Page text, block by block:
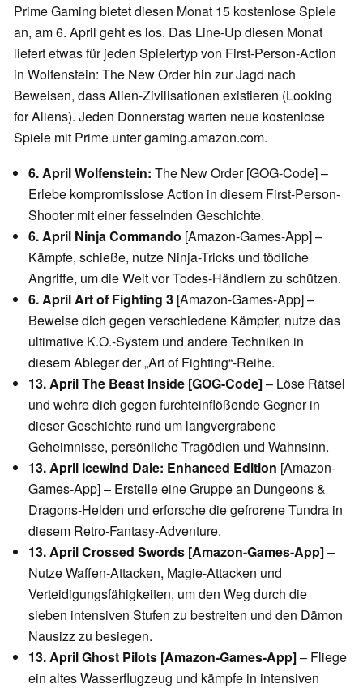
Prime Gaming bietet diesen Monat 15 kostenlose Spiele
an, am 6. April geht es los. Das Line-Up diesen Monat
liefert etwas für jeden Spielertyp von First-Person-Action
in Wolfenstein: The New Order hin zur Jagd nach
Beweisen, dass Alien-Zivilisationen existieren (Looking
for Aliens). Jeden Donnerstag warten neue kostenlose
Spiele mit Prime unter gaming.amazon.com.
6. April Wolfenstein: The New Order [GOG-Code] –
Erlebe kompromisslose Action in diesem First-Person-
Shooter mit einer fesselnden Geschichte.
6. April Ninja Commando [Amazon-Games-App] –
Kämpfe, schieße, nutze Ninja-Tricks und tödliche
Angriffe, um die Welt vor Todes-Händlern zu schützen.
6. April Art of Fighting 3 [Amazon-Games-App] –
Beweise dich gegen verschiedene Kämpfer, nutze das
ultimative K.O.-System und andere Techniken in
diesem Ableger der „Art of Fighting“-Reihe.
13. April The Beast Inside [GOG-Code]– Löse Rätsel
und wehre dich gegen furchteinflößende Gegner in
dieser Geschichte rund um langvergrabene
Geheimnisse, persönliche Tragödien und Wahnsinn.
13. April Icewind Dale: Enhanced Edition [Amazon-
Games-App] – Erstelle eine Gruppe an Dungeons &
Dragons-Helden und erforsche die gefrorene Tundra in
diesem Retro-Fantasy-Adventure.
13. April Crossed Swords [Amazon-Games-App]–
Nutze Waffen-Attacken, Magie-Attacken und
Verteidigungsfähigkeiten, um den Weg durch die
sieben intensiven Stufen zu bestreiten und den Dämon
Nausizz zu besiegen.
13. April Ghost Pilots [Amazon-Games-App]– Fliege
ein altes Wasserflugzeug und kämpfe in intensiven